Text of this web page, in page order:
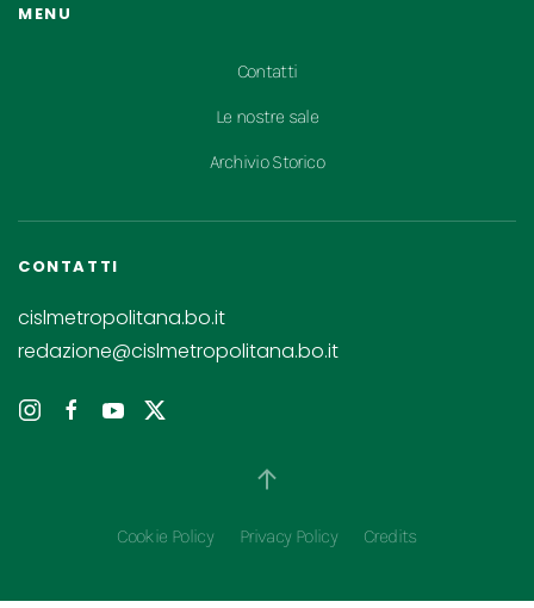
MENU
Contatti
Le nostre sale
Archivio Storico
CONTATTI
cislmetropolitana.bo.it
redazione@cislmetropolitana.bo.it
Cookie Policy Privacy Policy Credits